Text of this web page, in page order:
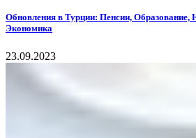
Обновления в Турции: Пенсии, Образование,
Экономика
23.09.2023